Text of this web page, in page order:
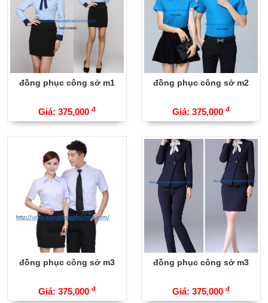
đồng phục công sở m1
Giá: 375,000 đ
đồng phục công sở m2
Giá: 375,000 đ
đồng phục công sở m3
Giá: 375,000 đ
đồng phục công sở m3
Giá: 375,000 đ